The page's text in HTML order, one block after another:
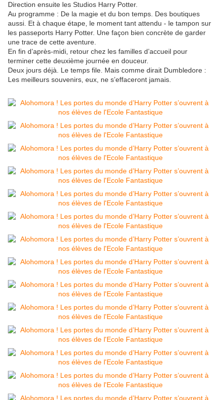
Direction ensuite les Studios Harry Potter.
Au programme : De la magie et du bon temps. Des boutiques
aussi. Et à chaque étape, le moment tant attendu - le tampon sur
les passeports Harry Potter. Une façon bien concrète de garder
une trace de cette aventure.
En fin d’après-midi, retour chez les familles d’accueil pour
terminer cette deuxième journée en douceur.
Deux jours déjà. Le temps file. Mais comme dirait Dumbledore :
Les meilleurs souvenirs, eux, ne s’effaceront jamais.